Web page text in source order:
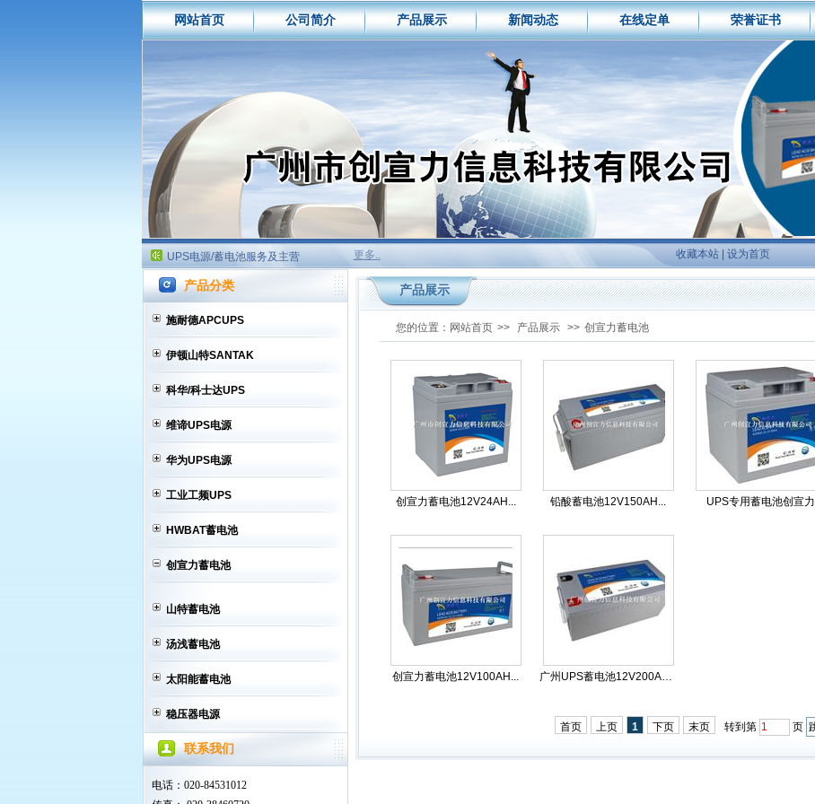
网站首页 公司简介 产品展示 新闻动态 在线定单 荣誉证书
如何选购买UPS电源
什么是铅酸蓄电池?
UPS电源技术特性比较
UPS电源/蓄电池服务及主营
如何选购买UPS电源
什么是铅酸蓄电池?
UPS电源技术特性比较
UPS电源/蓄电池服务及主营
如何选购买UPS电源
什么是铅酸蓄电池?
UPS电源技术特性比较
UPS电源/蓄电池服务及主营
更多.. 收藏本站| 设为首页
产品分类
施耐德APCUPS
伊顿山特SANTAK
科华/科士达UPS
维谛UPS电源
华为UPS电源
工业工频UPS
HWBAT蓄电池
创宣力蓄电池
山特蓄电池
汤浅蓄电池
太阳能蓄电池
稳压器电源
联系我们
电话：020-84531012
产品展示
您的位置： 网站首页 >> 产品展示 >> 创宣力蓄电池
创宣力蓄电池12V24AH... 铅酸蓄电池12V150AH... UPS专用蓄电池创宣力
创宣力蓄电池12V100AH... 广州UPS蓄电池12V200AH...
首页 上页 1 下页 末页 转到第 页